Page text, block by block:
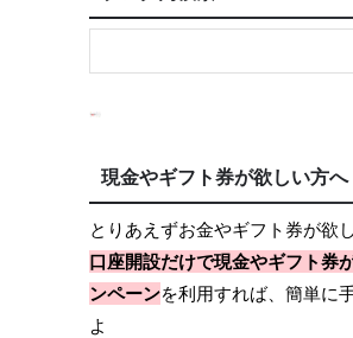
現金やギフト券が欲しい方へ
とりあえずお金やギフト券が欲
口座開設だけで現金やギフト券
ンペーンを利用すれば、簡単に
よ